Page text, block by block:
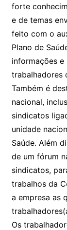
forte
e de temas
feito com o
Plano de
informações e
trabalhadores
Também é
nacional,
sindicatos
unidade
Saúde. Além
de um fórum
sindicatos,
trabalhos da
a empresa as
Os